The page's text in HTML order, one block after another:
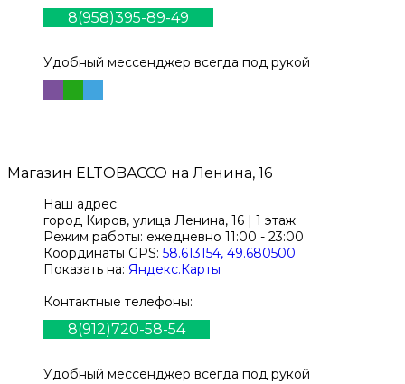
8(958)395-89-49
Удобный мессенджер всегда под рукой
Магазин ELTOBACCO на Ленина, 16
Наш адрес:
город Киров, улица Ленина, 16 | 1 этаж
Режим работы: ежедневно 11:00 - 23:00
Координаты GPS: 58.613154, 49.680500
Показать на: Яндекс.Карты
Контактные телефоны:
8(912)720-58-54
Удобный мессенджер всегда под рукой